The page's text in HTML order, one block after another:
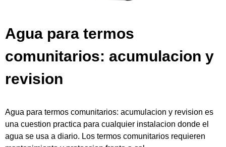
Agua para termos
comunitarios: acumulacion y
revision
Agua para termos comunitarios: acumulacion y revision es
una cuestion practica para cualquier instalacion donde el
agua se usa a diario. Los termos comunitarios requieren